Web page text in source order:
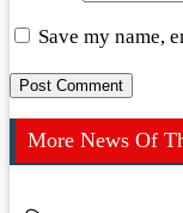
Save my name,
More News Of